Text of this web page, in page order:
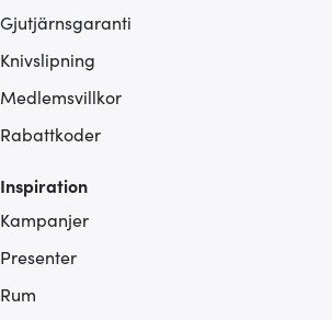
Gjutjärnsgaranti
Knivslipning
Medlemsvillkor
Rabattkoder
Inspiration
Kampanjer
Presenter
Rum